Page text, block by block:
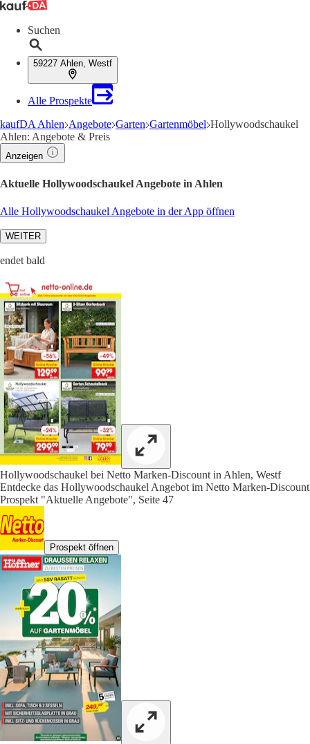
Suchen
59227 Ahlen, Westf
Alle Prospekte
kaufDA Ahlen Angebote Garten Gartenmöbel Hollywoodschaukel
Ahlen: Angebote & Preis
Anzeigen
Aktuelle Hollywoodschaukel Angebote in Ahlen
Alle Hollywoodschaukel Angebote in der App öffnen
WEITER
endet bald
Hollywoodschaukel bei Netto Marken-Discount in Ahlen, Westf
Entdecke das Hollywoodschaukel Angebot im Netto Marken-Discount
Prospekt "Aktuelle Angebote", Seite 47
Prospekt öffnen